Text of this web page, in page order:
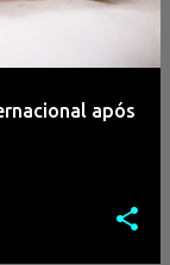
após